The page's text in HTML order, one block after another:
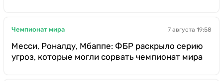
Чемпионат мира 7 августа 19:58
Месси, Роналду, Мбаппе: ФБР раскрыло серию
угроз, которые могли сорвать чемпионат мира